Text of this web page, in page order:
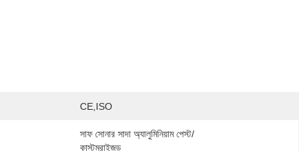
CE,ISO
সাফ সোনার সাদা অ্যালুমিনিয়াম পেস্ট/
কাস্টম্রাইজড